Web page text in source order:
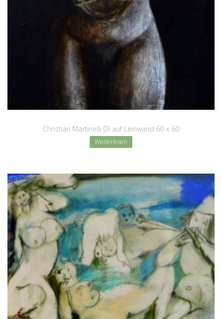
Christian Martinelli Öl auf Leinwand 60 x 60
Weiterlesen